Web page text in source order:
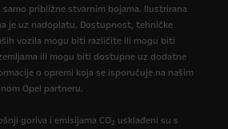
samo približne stvarnim bojama. Ilustrirana
je uz nadoplatu. Dostupnost, tehničke
vozila mogu biti različite ili mogu biti
ili mogu biti dostupne uz dodatne
o opremi koja se isporučuje na našim
Opel partneru.
goriva i emisijama CO2 usklađeni su s